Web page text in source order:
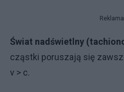
Reklama
Świat nadświetlny
cząstki poruszają się
v > c.